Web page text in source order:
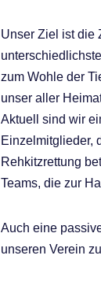
Unser Ziel ist die
zum Wohle der
unser aller
Aktuell sind wir
Einzelmitglieder,
Rehkitzrettung
Teams, die zur
Auch eine
unseren Verein